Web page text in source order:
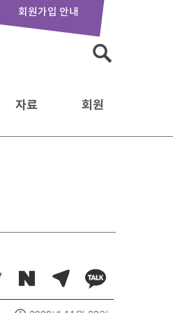
회원가입 안내
자료 회원